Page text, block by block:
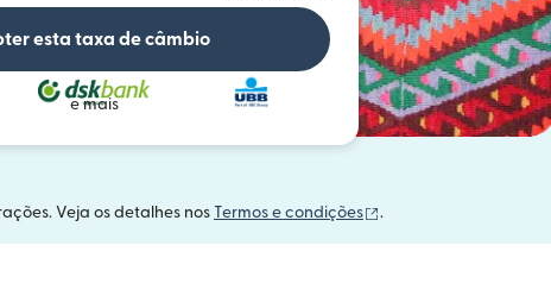
esta taxa de câmbio
e mais
Veja os detalhes nos Termos e condições (abre em uma nova
.